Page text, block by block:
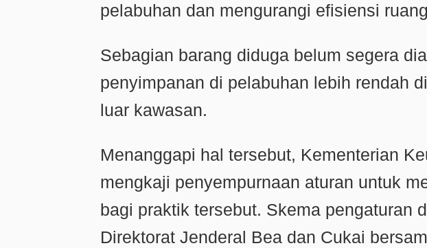
pelabuhan dan mengurangi efisiensi
Sebagian barang diduga belum segera
penyimpanan di pelabuhan lebih rendah
luar kawasan.
Menanggapi hal tersebut, Kementerian
mengkaji penyempurnaan aturan untuk
bagi praktik tersebut. Skema pengaturan
Direktorat Jenderal Bea dan Cukai